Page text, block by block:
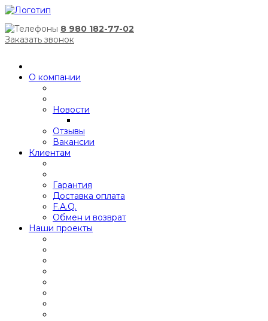
8 980 182-77-02
Заказать звонок
О компании
Новости
Отзывы
Вакансии
Клиентам
Гарантия
Доставка оплата
F.A.Q.
Обмен и возврат
Наши проекты